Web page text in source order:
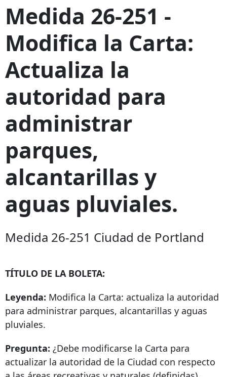
Medida 26-251 -
Modifica la Carta:
Actualiza la
autoridad para
administrar
parques,
alcantarillas y
aguas pluviales.
Medida 26-251 Ciudad de Portland
TÍTULO DE LA BOLETA:
Leyenda: Modifica la Carta: actualiza la autoridad
para administrar parques, alcantarillas y aguas
pluviales.
Pregunta: ¿Debe modificarse la Carta para
actualizar la autoridad de la Ciudad con respecto